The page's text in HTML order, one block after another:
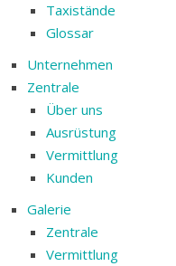
Taxistände
Glossar
Unternehmen
Zentrale
Über uns
Ausrüstung
Vermittlung
Kunden
Galerie
Zentrale
Vermittlung